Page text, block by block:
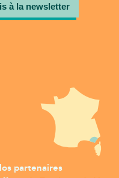
à la newsletter
partenaires